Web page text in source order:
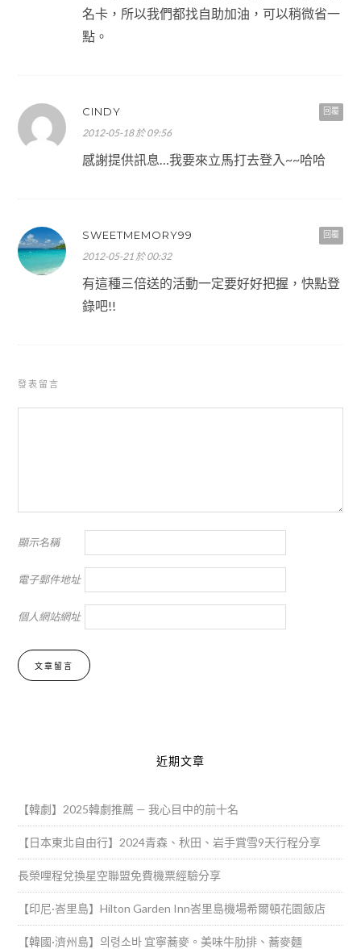
名卡，所以我們都找自助加油，可以稍微省一
點。
回覆
CINDY
2012-05-18 於 09:56
感謝提供訊息…我要來立馬打去登入~~哈哈
回覆
SWEETMEMORY99
2012-05-21 於 00:32
有這種三倍送的活動一定要好好把握，快點登
錄吧!!
發表留言
顯示名稱
電子郵件地址
個人網站網址
近期文章
【韓劇】2025韓劇推薦 — 我心目中的前十名
【日本東北自由行】2024青森、秋田、岩手賞雪9天行程分享
長榮哩程兌換星空聯盟免費機票經驗分享
【印尼·峇里島】Hilton Garden Inn峇里島機場希爾頓花園飯店
【韓國·濟州島】의령소바 宜寧蕎麥。美味牛肋排、蕎麥麵